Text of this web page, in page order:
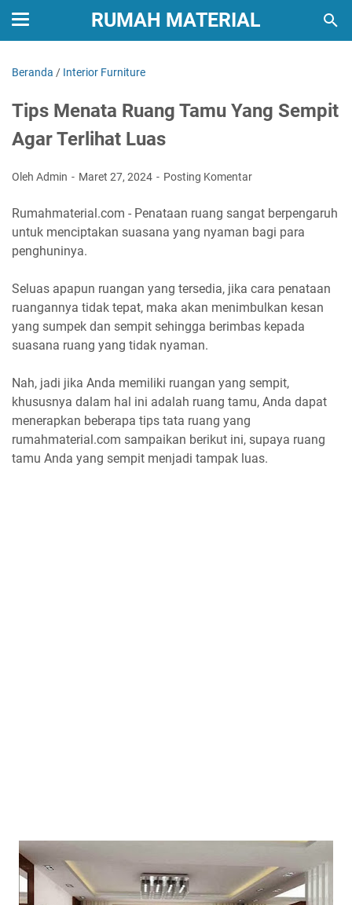
RUMAH MATERIAL
Beranda / Interior Furniture
Tips Menata Ruang Tamu Yang Sempit
Agar Terlihat Luas
Oleh Admin Maret 27, 2024 Posting Komentar
Rumahmaterial.com - Penataan ruang sangat berpengaruh
untuk menciptakan suasana yang nyaman bagi para
penghuninya.
Seluas apapun ruangan yang tersedia, jika cara penataan
ruangannya tidak tepat, maka akan menimbulkan kesan
yang sumpek dan sempit sehingga berimbas kepada
suasana ruang yang tidak nyaman.
Nah, jadi jika Anda memiliki ruangan yang sempit,
khususnya dalam hal ini adalah ruang tamu, Anda dapat
menerapkan beberapa tips tata ruang yang
rumahmaterial.com sampaikan berikut ini, supaya ruang
tamu Anda yang sempit menjadi tampak luas.